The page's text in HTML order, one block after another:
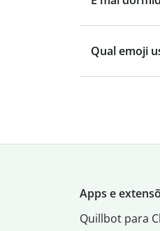
Qual emoji
Apps e
Quillbot para